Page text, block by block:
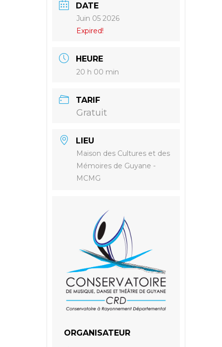
DATE
Juin 05 2026
Expired!
HEURE
20 h 00 min
TARIF
Gratuit
LIEU
Maison des Cultures et des
Mémoires de Guyane -
MCMG
ORGANISATEUR